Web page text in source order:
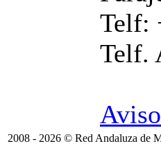
Telf:
Telf.
2008 - 2026 © Red Andaluza de